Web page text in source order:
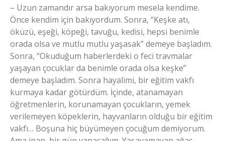
– Uzun zamandır arsa bakıyorum mesela kendime.
Önce kendim için bakıyordum. Sonra, “Keşke atı,
öküzü, eşeği, köpeği, tavuğu, kedisi, hepsi benimle
orada olsa ve mutlu mutlu yaşasak” demeye başladım.
Sonra, “Okuduğum haberlerdeki o feci travmalar
yaşayan çocuklar da benimle orada olsa keşke”
demeye başladım. Sonra hayalimi, bir eğitim vakfı
kurmaya kadar götürdüm. İçinde, atanamayan
öğretmenlerin, korunamayan çocukların, yemek
verilemeyen köpeklerin, hayvanların olduğu bir eğitim
vakfı… Boşuna hiç büyümeyen çocuğum demiyorum.